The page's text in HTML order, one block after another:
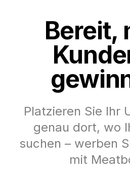
Bereit,
Platzieren Sie Ihr
genau dort, wo
suchen – werben
mit